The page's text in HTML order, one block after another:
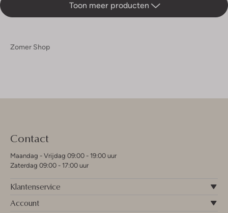
Toon meer producten
Zomer Shop
Contact
Maandag - Vrijdag 09:00 - 19:00 uur
Zaterdag 09:00 - 17:00 uur
Klantenservice
Account